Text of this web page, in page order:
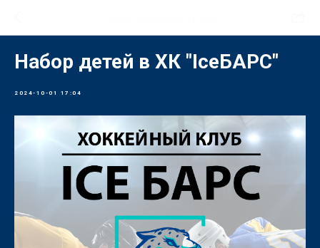
Набор детей в ХК "IceБАРС"
2024-10-01 17:04